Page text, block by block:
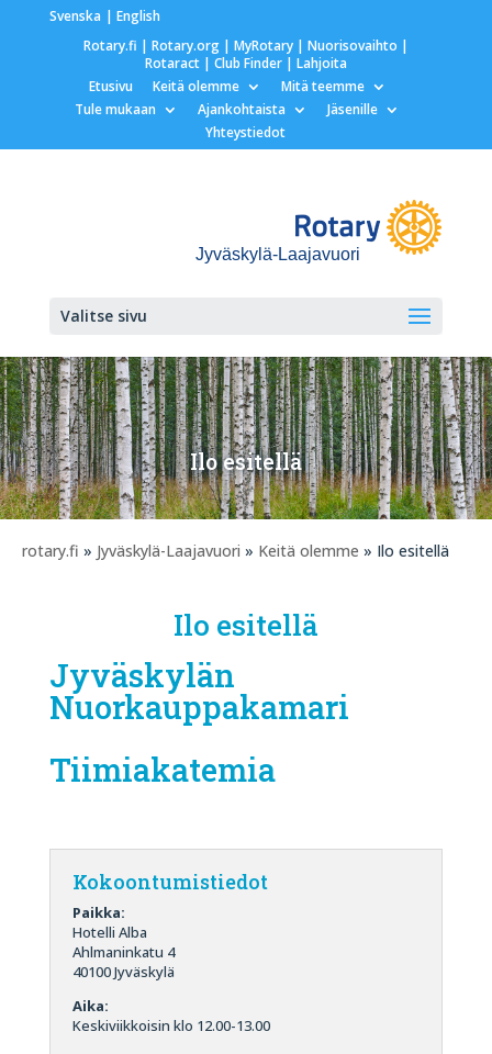
Svenska
English
Rotary.fi | Rotary.org| MyRotary | Nuorisovaihto |
Rotaract| Club Finder| Lahjoita
Etusivu
Keitä olemme
Mitä teemme
Tule mukaan
Ajankohtaista
Jäsenille
Yhteystiedot
Jyväskylä-Laajavuori
Valitse sivu
Ilo esitellä
rotary.fi » Jyväskylä-Laajavuori » Keitä olemme » Ilo esitellä
Ilo esitellä
Jyväskylän
Nuorkauppakamari
Tiimiakatemia
Kokoontumistiedot
Paikka:
Hotelli Alba
Ahlmaninkatu 4
40100 Jyväskylä
Aika:
Keskiviikkoisin klo 12.00-13.00